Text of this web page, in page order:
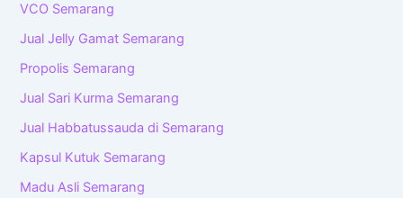
VCO Semarang
Jual Jelly Gamat Semarang
Propolis Semarang
Jual Sari Kurma Semarang
Jual Habbatussauda di Semarang
Kapsul Kutuk Semarang
Madu Asli Semarang